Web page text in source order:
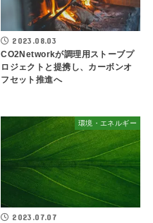
2023.08.03
CO2Networkが調理用ストーブプ
ロジェクトと提携し、カーボンオ
フセット推進へ
環境・エネルギー
2023.07.07